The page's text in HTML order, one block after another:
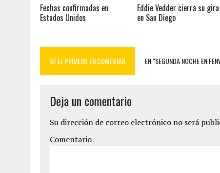
Fechas confirmadas en
Estados Unidos
Eddie Vedder cierra su gira
en San Diego
SÉ EL PRIMERO EN COMENTAR EN "SEGUNDA NOCHE EN
Deja un comentario
Su dirección de correo electrónico no será
Comentario